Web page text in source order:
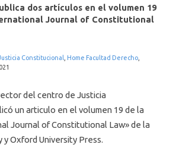
dos artículos en el volumen 19
Journal of Constitutional
Constitucional Home Facultad Derecho
del centro de Justicia
un articulo en el volumen 19 de la
Journal of Constitutional Law» de la
y Oxford University Press.